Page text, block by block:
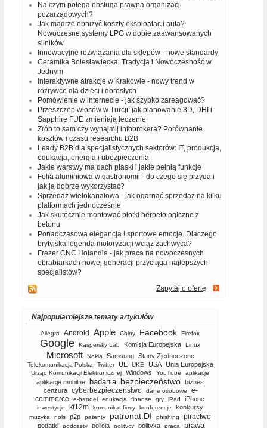
Na czym polega obsługa prawna organizacji
pozarządowych?
Jak mądrze obniżyć koszty eksploatacji auta?
Nowoczesne systemy LPG w dobie zaawansowanych
silników
Innowacyjne rozwiązania dla sklepów - nowe standardy
Ceramika Bolesławiecka: Tradycja i Nowoczesność w
Jednym
Interaktywne atrakcje w Krakowie - nowy trend w
rozrywce dla dzieci i dorosłych
Pomówienie w internecie - jak szybko zareagować?
Przeszczep włosów w Turcji: jak planowanie 3D, DHI i
Sapphire FUE zmieniają leczenie
Zrób to sam czy wynajmij infobrokera? Porównanie
kosztów i czasu researchu B2B
Leady B2B dla specjalistycznych sektorów: IT, produkcja,
edukacja, energia i ubezpieczenia
Jakie warstwy ma dach płaski i jakie pełnią funkcje
Folia aluminiowa w gastronomii - do czego się przyda i
jak ją dobrze wykorzystać?
Sprzedaż wielokanałowa - jak ogarnąć sprzedaż na kilku
platformach jednocześnie
Jak skutecznie montować płotki herpetologiczne z
betonu
Ponadczasowa elegancja i sportowe emocje. Dlaczego
brytyjska legenda motoryzacji wciąż zachwyca?
Frezer CNC Holandia - jak praca na nowoczesnych
obrabiarkach nowej generacji przyciąga najlepszych
specjalistów?
Zapytaj o ofertę
Najpopularniejsze tematy artykułów
Allegro Android Apple Chiny Facebook Firefox
Google Kaspersky Lab Komisja Europejska Linux
Microsoft Nokia Samsung Stany Zjednoczone
Telekomunikacja Polska Twitter UE UKE USA Unia Europejska
Urząd Komunikacji Elektronicznej Windows YouTube aplikacje
aplikacje mobilne badania bezpieczeństwo biznes
cenzura cyberbezpieczeństwo dane osobowe
e-
commerce
e-handel edukacja finanse gry iPad iPhone
inwestycje kf12m komunikat firmy konferencje konkursy
muzyka nols p2p patenty patronat DI phishing piractwo
podatki podcasty policja politycy polityka praca
prawa